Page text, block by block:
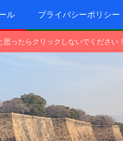
ル プライバシーポリシー
ったらクリックしないでください！